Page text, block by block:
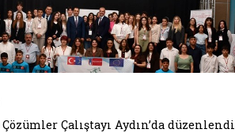
Çalıştayı Aydın’da